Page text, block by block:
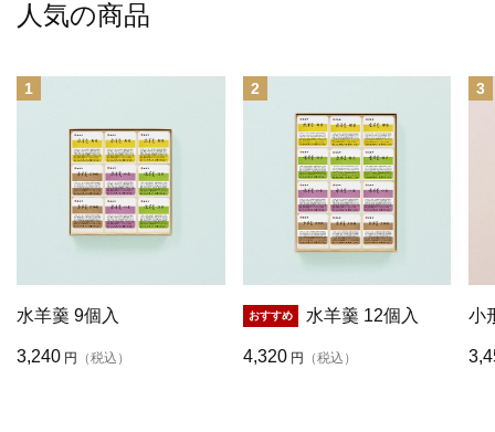
人気の商品
1
水羊羹 9個入
3,240 円 （税込）
2
水羊羹 12個入
4,320 円 （税込）
3
小